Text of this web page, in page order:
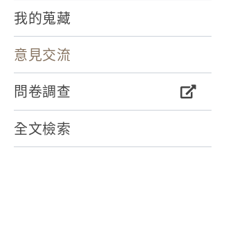
我的蒐藏
意見交流
問卷調查
全文檢索